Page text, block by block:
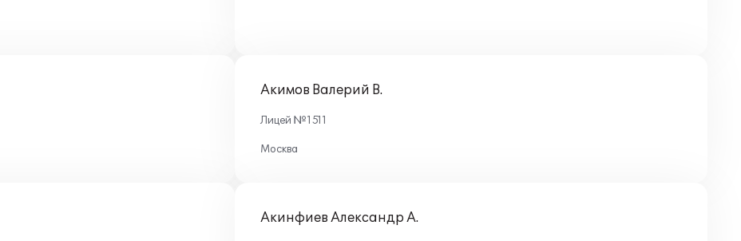
Акимов Валерий В.
Лицей №1511
Москва
Акинфиев Александр А.